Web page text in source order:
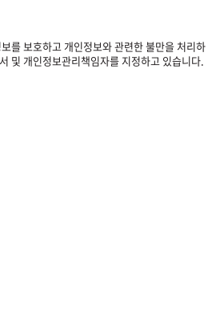
를 보호하고 개인정보와 관련한 불만을 처리하
및 개인정보관리책임자를 지정하고 있습니다.